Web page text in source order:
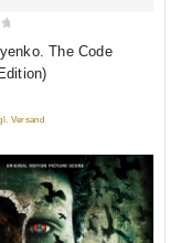
The Code
Versand